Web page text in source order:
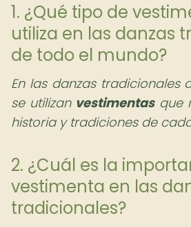
1. ¿Qué tipo de
utiliza en las danzas
de todo el mundo?
En las danzas tradicionales
se utilizan vestimentasque
historia y tradiciones de
2. ¿Cuál es la
vestimenta en las
tradicionales?